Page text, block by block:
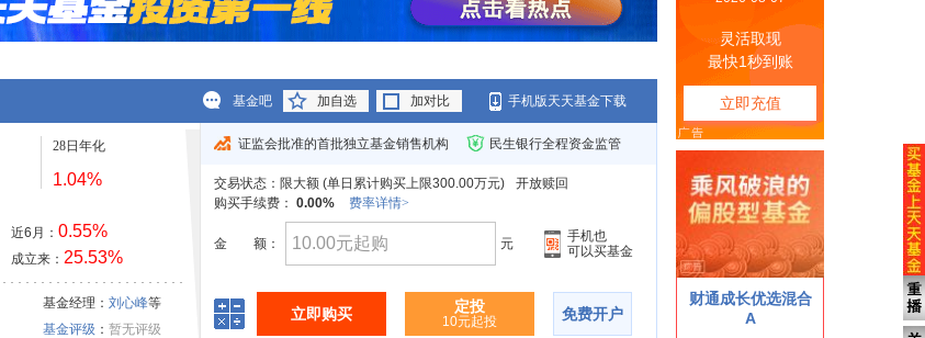
基金吧 加自选 加对比 手机版天天基金下载
28日年化
1.04%
近6月： 0.55%
成立来： 25.53%
基金经理： 刘心峰等
基金评级 ： 暂无评级
证监会批准的首批独立基金销售机构 民生银行全程资金监管
交易状态： 限大额 (单日累计购买上限300.00万元)
开放赎回
购买手续费： 0.00% 费率详情>
金 额： 元
手机也
可以买基金
立即购买 定投
10元起投 免费开户